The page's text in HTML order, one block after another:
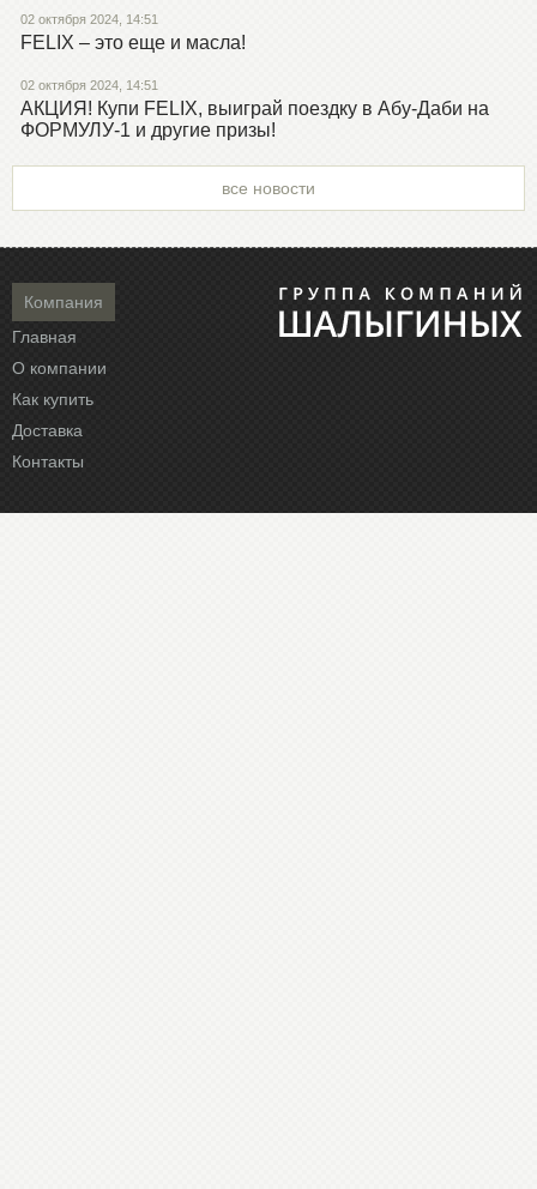
02 октября 2024, 14:51
FELIX – это еще и масла!
02 октября 2024, 14:51
АКЦИЯ! Купи FELIX, выиграй поездку в Абу-Даби на
ФОРМУЛУ-1 и другие призы!
все новости
Компания
Главная
О компании
Как купить
Доставка
Контакты